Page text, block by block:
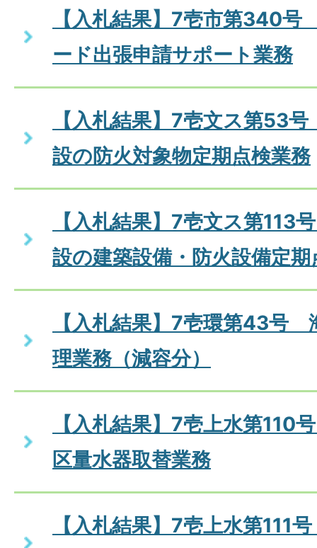
【入札結果】7壱市第340
ード出張申請サポート業務
【入札結果】7壱文ス第53
設の防火対象物定期点検業務
【入札結果】7壱文ス第
設の建築設備・防火設備定
【入札結果】7壱環第43号
理業務（減容分）
【入札結果】7壱上水第
区量水器取替業務
【入札結果】7壱上水第111